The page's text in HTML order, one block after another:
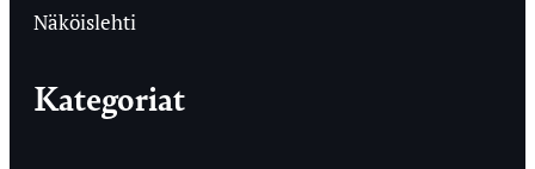
Näköislehti
Kategoriat